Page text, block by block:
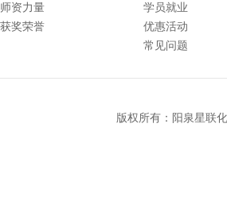
师资力量
学员就业
获奖荣誉
优惠活动
常见问题
版权所有： 阳泉星联